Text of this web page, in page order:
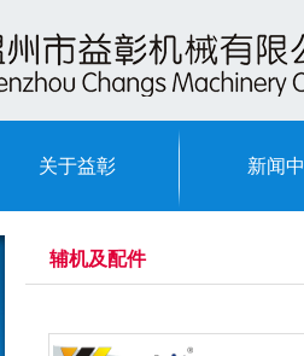
关于益彰 新闻
辅机及配件